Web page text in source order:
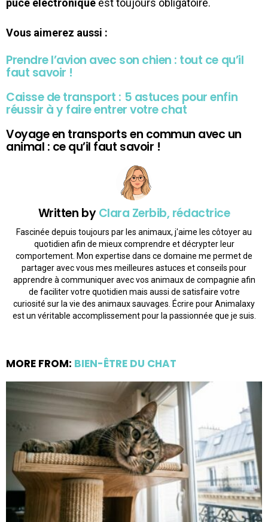
puce électronique est toujours obligatoire.
Vous aimerez aussi :
Prendre l’avion avec son chien : tout ce qu’il
faut savoir !
Caisse de transport : 5 astuces pour enfin
réussir à y faire entrer votre chat
Voyage en transports en commun avec un
animal : ce qu’il faut savoir !
Written byClara Zerbib, rédactrice
Fascinée depuis toujours par les animaux, j'aime les côtoyer au
quotidien afin de mieux comprendre et décrypter leur
comportement. Mon expertise dans ce domaine me permet de
partager avec vous mes meilleures astuces et conseils pour
apprendre à communiquer avec vos animaux de compagnie afin
de faciliter votre quotidien mais aussi de satisfaire votre
curiosité sur la vie des animaux sauvages. Écrire pour Animalaxy
est un véritable accomplissement pour la passionnée que je suis.
MORE FROM: BIEN-ÊTRE DU CHAT